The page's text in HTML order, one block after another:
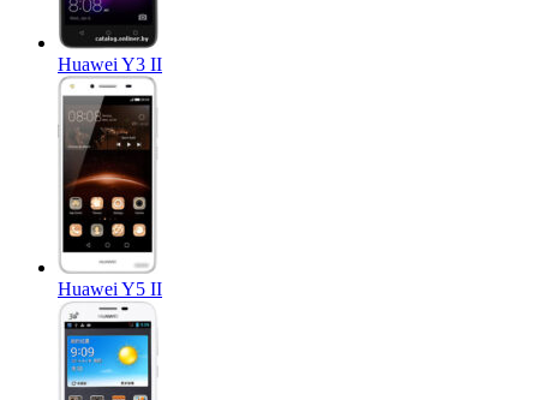
Huawei Y3 II
Huawei Y5 II